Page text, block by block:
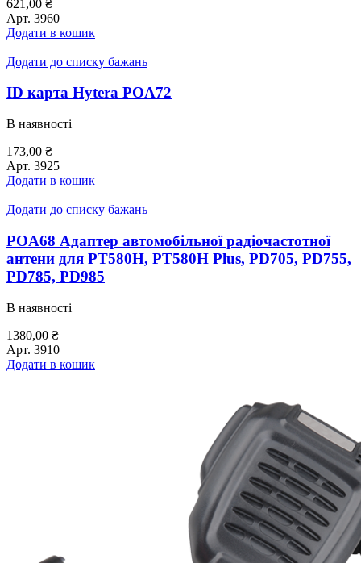
621,00 ₴
Арт. 3960
Додати в кошик
Додати до списку бажань
ID карта Hytera POA72
В наявності
173,00 ₴
Арт. 3925
Додати в кошик
Додати до списку бажань
POA68 Адаптер автомобільної радіочастотної
антени для PT580H, PT580H Plus, PD705, PD755,
PD785, PD985
В наявності
1380,00 ₴
Арт. 3910
Додати в кошик